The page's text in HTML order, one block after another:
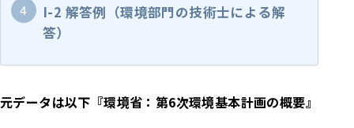
I-2 解答例（環境部門の技術士による解
答）
元データは以下『環境省：第6次環境基本計画の概要』